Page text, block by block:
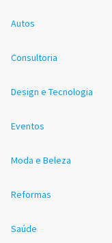
Autos
Consultoria
Design e Tecnologia
Eventos
Moda e Beleza
Reformas
Saúde